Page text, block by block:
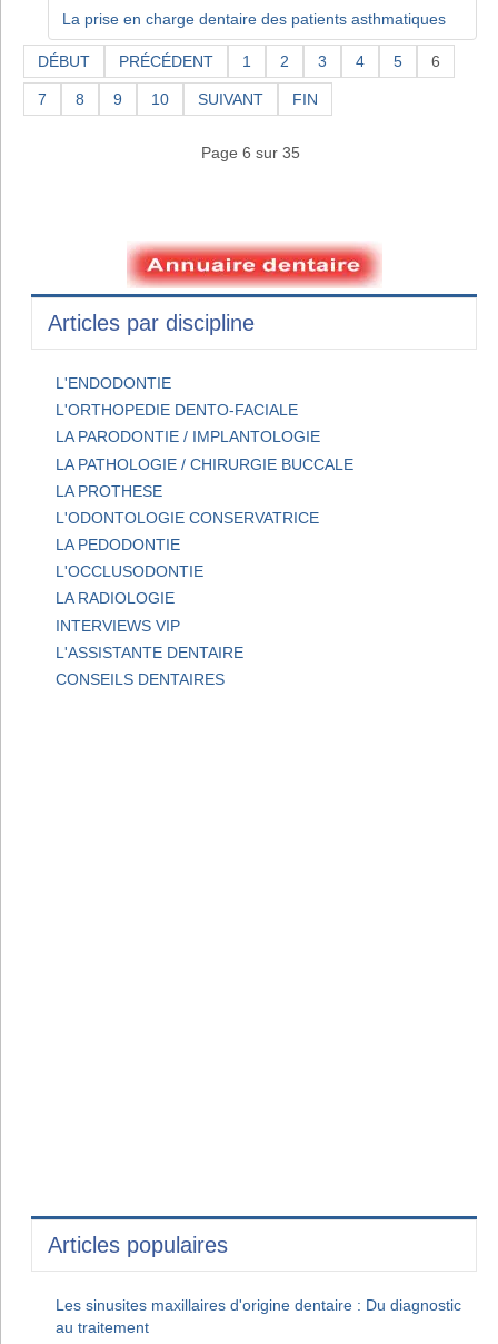
La prise en charge dentaire des patients asthmatiques
DÉBUT PRÉCÉDENT 1 2 3 4 5 6
7 8 9 10 SUIVANT FIN
Page 6 sur 35
Articles par discipline
L'ENDODONTIE
L'ORTHOPEDIE DENTO-FACIALE
LA PARODONTIE / IMPLANTOLOGIE
LA PATHOLOGIE / CHIRURGIE BUCCALE
LA PROTHESE
L'ODONTOLOGIE CONSERVATRICE
LA PEDODONTIE
L'OCCLUSODONTIE
LA RADIOLOGIE
INTERVIEWS VIP
L'ASSISTANTE DENTAIRE
CONSEILS DENTAIRES
Articles populaires
Les sinusites maxillaires d'origine dentaire : Du diagnostic
au traitement